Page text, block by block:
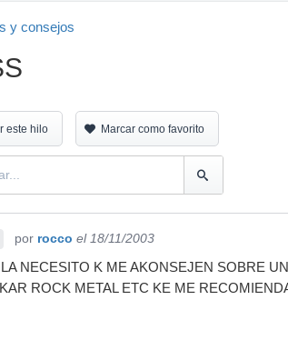
y consejos
este hilo Marcar como favorito
por rocco el 18/11/2003
NECESITO K ME AKONSEJEN SOBRE
ROCK METAL ETC KE ME